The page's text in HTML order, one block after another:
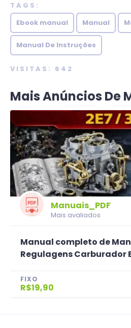
TAGS:
Ebook manual
Manual
Manual De Instruções
VISITAS: 642
Mais Anúncios De
Manuais_PDF
Mais avaliados
Manual completo de
Regulagens Carburador
FIXO
R$19,90